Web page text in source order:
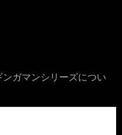
ガマンシリーズについ